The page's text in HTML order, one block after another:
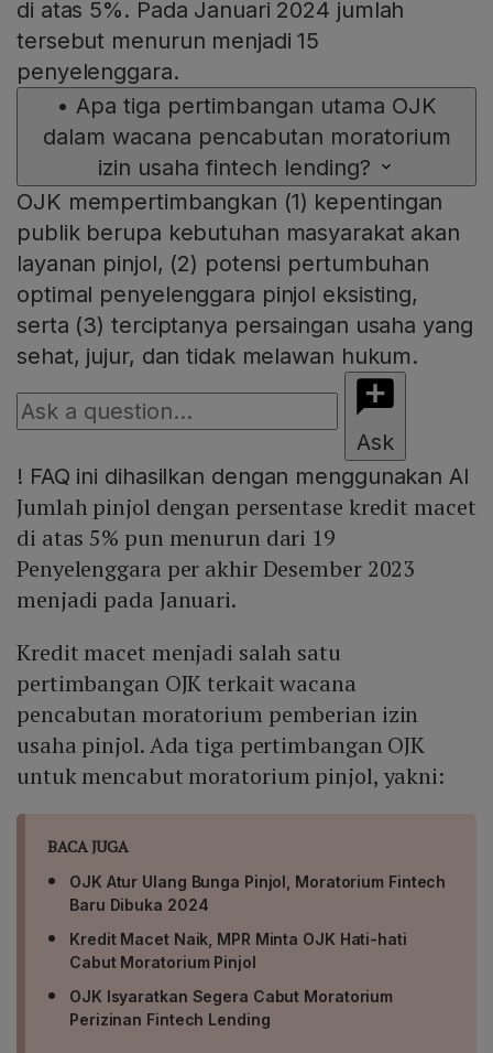
di atas 5%. Pada Januari 2024 jumlah
tersebut menurun menjadi 15
penyelenggara.
• Apa tiga pertimbangan utama OJK
dalam wacana pencabutan moratorium
izin usaha fintech lending?
OJK mempertimbangkan (1) kepentingan
publik berupa kebutuhan masyarakat akan
layanan pinjol, (2) potensi pertumbuhan
optimal penyelenggara pinjol eksisting,
serta (3) terciptanya persaingan usaha yang
sehat, jujur, dan tidak melawan hukum.
Ask
! FAQ ini dihasilkan dengan menggunakan AI
Jumlah pinjol dengan persentase kredit macet
di atas 5% pun menurun dari 19
Penyelenggara per akhir Desember 2023
menjadi pada Januari.
Kredit macet menjadi salah satu
pertimbangan OJK terkait wacana
pencabutan moratorium pemberian izin
usaha pinjol. Ada tiga pertimbangan OJK
untuk mencabut moratorium pinjol, yakni:
BACA JUGA
OJK Atur Ulang Bunga Pinjol, Moratorium Fintech
Baru Dibuka 2024
Kredit Macet Naik, MPR Minta OJK Hati-hati
Cabut Moratorium Pinjol
OJK Isyaratkan Segera Cabut Moratorium
Perizinan Fintech Lending